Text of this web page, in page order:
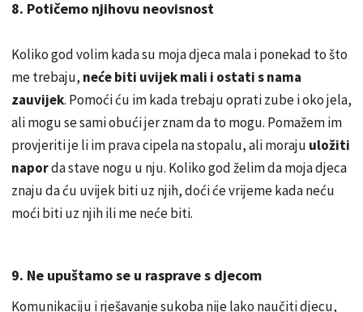
8. Potičemo njihovu neovisnost
Koliko god volim kada su moja djeca mala i ponekad to što
me trebaju, neće biti uvijek mali i ostati s nama
zauvijek. Pomoći ću im kada trebaju oprati zube i oko jela,
ali mogu se sami obući jer znam da to mogu. Pomažem im
provjeriti je li im prava cipela na stopalu, ali moraju uložiti
naporda stave nogu u nju. Koliko god želim da moja djeca
znaju da ću uvijek biti uz njih, doći će vrijeme kada neću
moći biti uz njih ili me neće biti.
9. Ne upuštamo se u rasprave s djecom
Komunikaciju i rješavanje sukoba nije lako naučiti djecu,